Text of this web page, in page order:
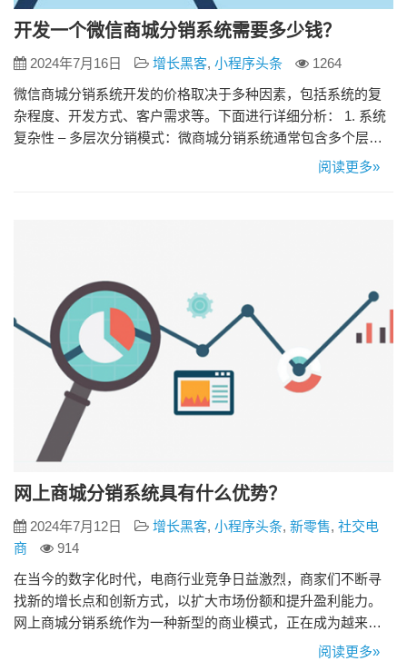
开发一个微信商城分销系统需要多少钱？
2024年7月16日 增长黑客, 小程序头条
1264
微信商城分销系统开发的价格取决于多种因素，包括系统的复
杂程度、开发方式、客户需求等。下面进行详细分析： 1. 系统
复杂性 – 多层次分销模式：微商城分销系统通常包含多个层
次，如店铺商家推广会员的利润分成、会员推广商家的利润分
阅读更多»
网上商城分销系统具有什么优势？
2024年7月12日 增长黑客, 小程序头条, 新零售, 社交电
商
914
在当今的数字化时代，电商行业竞争日益激烈，商家们不断寻
找新的增长点和创新方式，以扩大市场份额和提升盈利能力。
网上商城分销系统作为一种新型的商业模式，正在成为越来越
多商家的选择。那么，网上商城分销系统究竟具有什么优势
阅读更多»